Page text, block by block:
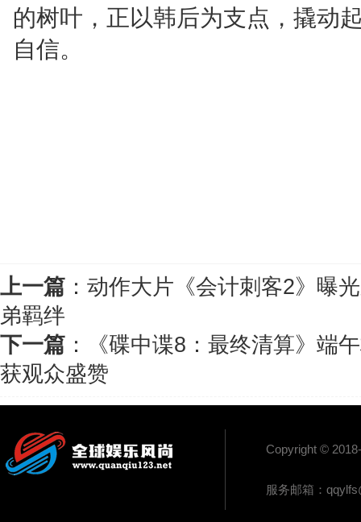
的树叶，正以韩后为支点，撬动
自信。
上一篇 ： 动作大片《会计刺客2》曝
弟羁绊
下一篇 ：
《碟中谍8：最终清算》端
获观众盛赞
Copyright ©
服务邮箱：